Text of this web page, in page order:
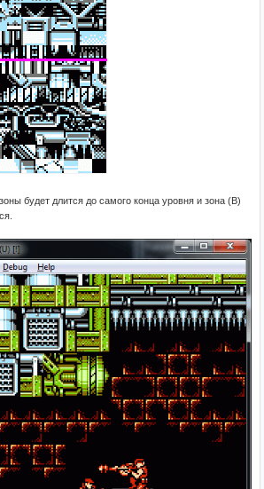
будет длится до самого конца уровня и зона (B)